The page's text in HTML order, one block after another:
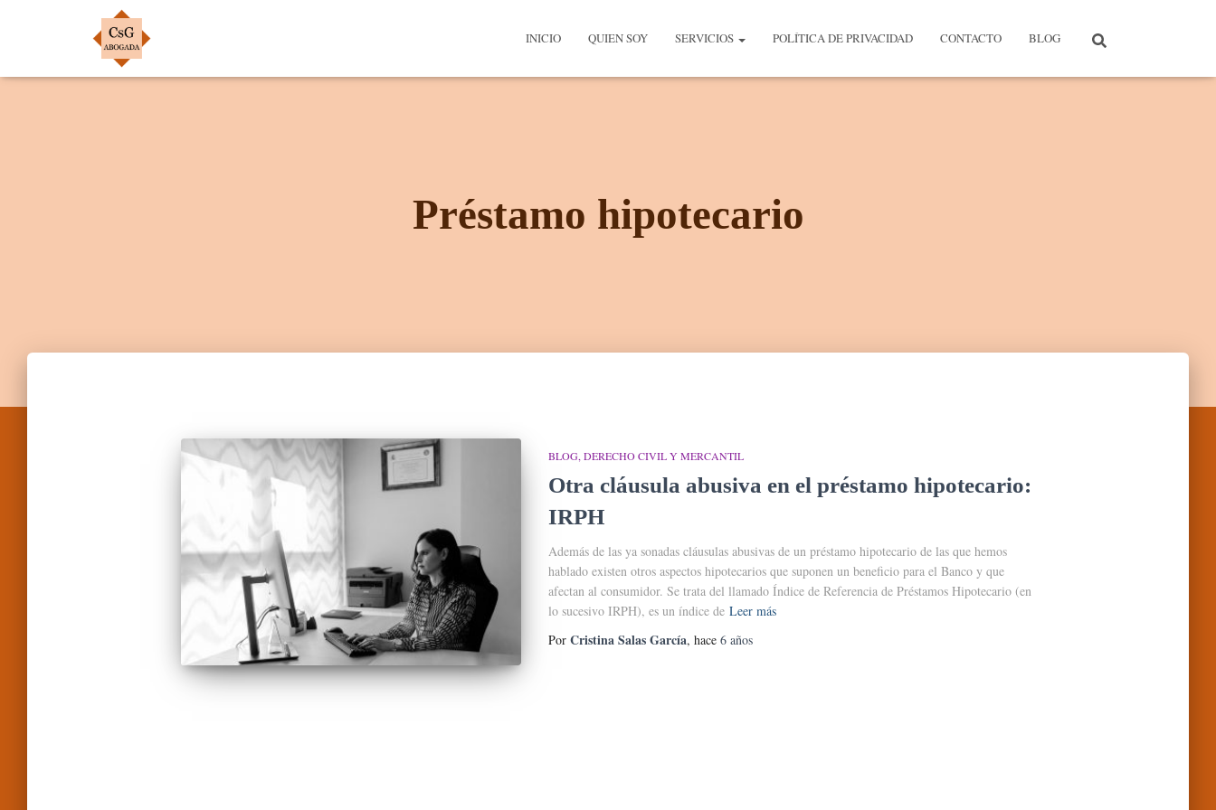
INICIO QUIEN SOY SERVICIOS POLÍTICA DE PRIVACIDAD CONTACTO BLOG
Préstamo hipotecario
BLOG DERECHO CIVIL Y MERCANTIL
Otra cláusula abusiva en el préstamo hipotecario:
IRPH
Además de las ya sonadas cláusulas abusivas de un préstamo hipotecario de las que hemos
hablado existen otros aspectos hipotecarios que suponen un beneficio para el Banco y que
afectan al consumidor. Se trata del llamado Índice de Referencia de Préstamos Hipotecario (en
lo sucesivo IRPH), es un índice de Leer más
Por Cristina Salas García, hace 6 años